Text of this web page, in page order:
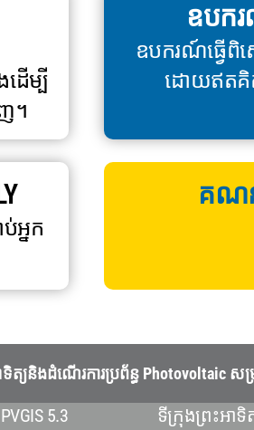
ើម្បី
។
ឧបក
ឧបករណ៍ធ្វើពិ
ដោយឥតគិ
អ្នក
គណន
ះអាទិត្យនិងដំណើរការប្រព័ន្ធ
5.3 ទីក្រុងព្រះអាទិ